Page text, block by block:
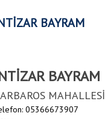
BAYRAM
BAYRAM
MAHALLESİ
05366673907